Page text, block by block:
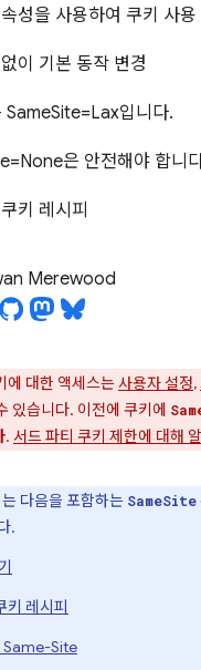
성을 사용하여 쿠키 사용
이 기본 동작 변경
SameSite=Lax입니다.
은 안전해야 합니
키 레시피
Merewood
에 대한 액세스는사용자 설정,
있습니다. 이전에 쿠키에
. 서드 파티 쿠키 제한에 대해
다음을 포함하는 SameSite
.
레시피
Site